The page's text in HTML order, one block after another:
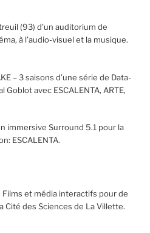
(93) d’un auditorium de
à l’audio-visuel et la musique.
– 3 saisons d’une série de Data-
avec ESCALENTA, ARTE,
immersive Surround 5.1 pour la
ESCALENTA.
Films et média interactifs pour de
Cité des Sciences de La Villette.